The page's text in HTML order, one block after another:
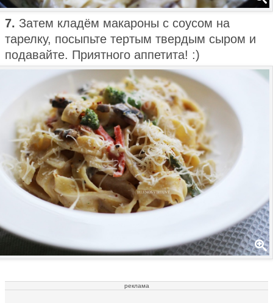
7. Затем кладём макароны с соусом на
тарелку, посыпьте тертым твердым сыром и
подавайте. Приятного аппетита! :)
реклама